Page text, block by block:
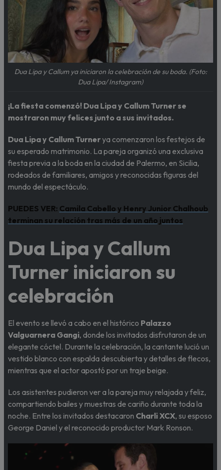
Dua Lipa y Callum ya iniciaron la celebración de su boda. (Foto:
Dua Lipa/ Instagram)
¡La fiesta comenzó! Dua Lipa y Callum Turner se
mostraron muy felices junto a sus invitados.
Dua Lipa y Callum Turnerya comenzaron los festejos de
su esperado matrimonio. La pareja organizó una exclusiva
fiesta previa a la boda en la ciudad de Palermo, en Sicilia,
rodeados de familiares, amigos y reconocidas figuras del
mundo del espectáculo.
PUEDES VER: Camila Cabello y Henry Junior Chalhoub
terminan su relación tras más de un año juntos
Dua Lipa y Callum
Turner iniciaron su
celebración
El evento se llevó a cabo en el histórico Palazzo
Valguarnera Gangi, donde los invitados disfrutaron de un
elegante cóctel. Durante la celebración, la cantante lució un
vestido blanco con espalda descubierta y detalles de flecos,
mientras que el actor apostó por un traje beige.
Los asistentes pudieron ver a la pareja muy relajada y feliz,
compartiendo bailes y muestras de cariño durante toda la
noche. Entre los invitados destacaron Charli XCX, su esposo
George Daniel y el reconocido productor Mark Ronson.